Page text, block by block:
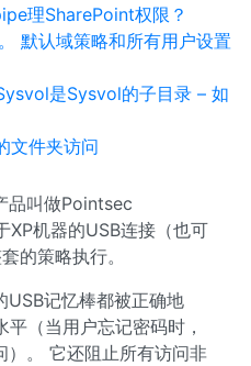
理SharePoint权限？
默认域策略和所有用户设置
是Sysvol的子目录 – 如
文件夹访问
品叫做Pointsec
机器的USB连接（也可
的策略执行。
USB记忆棒都被正确地
（当用户忘记密码时，
）。 它还阻止所有访问非